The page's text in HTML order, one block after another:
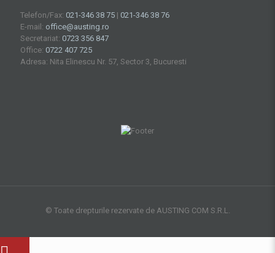
Telefon/Fax: 021-346 38 75 | 021-346 38 76
E-mail: office@austing.ro
Secretariat: 0723 356 847
Office: 0722 407 725
Adresa: Nita Elinescu Nr. 57, Sector 3, Bucuresti
© Toate drepturile rezervate de AUSTING COM S.R.L.